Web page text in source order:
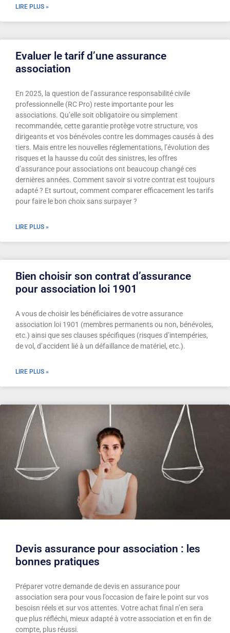
LIRE PLUS »
Evaluer le tarif d’une assurance
association
En 2025, la question de l’assurance responsabilité civile
professionnelle (RC Pro) reste importante pour les
associations. Qu’elle soit obligatoire ou simplement
recommandée, cette garantie protège votre structure, vos
dirigeants et vos bénévoles contre les dommages causés à des
tiers. Mais entre les nouvelles réglementations, l’évolution des
risques et la hausse du coût des sinistres, les offres
d’assurance pour associations ont beaucoup changé ces
dernières années. Comment savoir si votre contrat est toujours
adapté ? Et surtout, comment comparer efficacement les tarifs
pour faire le bon choix sans surpayer ?
LIRE PLUS »
Bien choisir son contrat d’assurance
pour association loi 1901
A vous de choisir les bénéficiaires de votre assurance
association loi 1901 (membres permanents ou non, bénévoles,
etc.) ainsi que ses clauses spécifiques (risques d’intempéries,
de vol, d’accident lié à un défaillance de matériel, etc.).
LIRE PLUS »
Devis assurance pour association : les
bonnes pratiques
Préparer votre demande de devis en assurance pour
association sera pour vous l’occasion de faire le point sur vos
besoisn réels et sur vos attentes. Votre achat final n’en sera
que plus réfléchi, mieux adapté à votre association et en fin de
compte, plus réussi.